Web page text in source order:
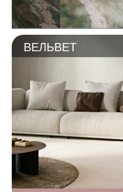
ВЕЛЬВЕТ